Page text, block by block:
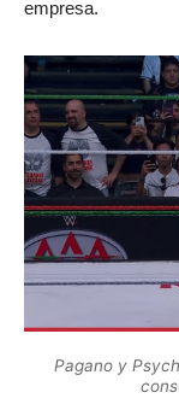
empresa.
Pagano y